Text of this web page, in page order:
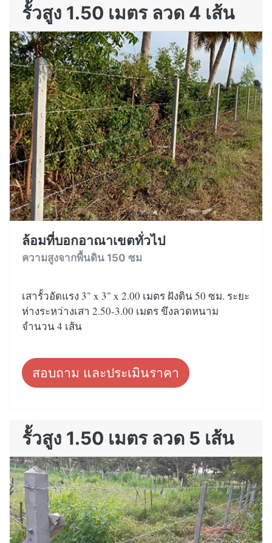
รั้วสูง 1.50 เมตร ลวด 4 เส้น
ล้อมที่บอกอาณาเขตทั่วไป
ความสูงจากพื้นดิน 150 ซม
เสารั้วอัดแรง 3" x 3" x 2.00 เมตร ฝังดิน 50 ซม. ระยะ
ห่างระหว่างเสา 2.50-3.00 เมตร ขึงลวดหนาม
จำนวน 4 เส้น
สอบถาม และประเมินราคา
รั้วสูง 1.50 เมตร ลวด 5 เส้น